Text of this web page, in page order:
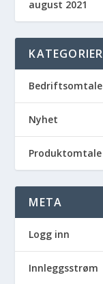
august 2021
KATEGORIER
Bedriftsomtale
Nyhet
Produktomtale
META
Logg inn
Innleggsstrøm